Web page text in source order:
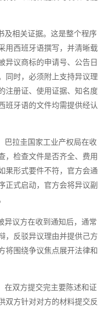
相关证据。这是整个程序
用西班牙语撰写，并清晰载
异议商标的申请号、公告日
同时，必须附上支持异议理
注册证、使用证据、知名度
班牙语的文件均需提供经认
拉圭国家工业产权局在收
，检查文件是否齐全、费用
果形式要件不符，官方会通
正式启动，官方会将异议副
议方在收到通知后，通常
，反驳异议理由并提供己方
将围绕争议焦点展开法律和
双方提交完主要陈述和证
双方针对对方的材料提交反